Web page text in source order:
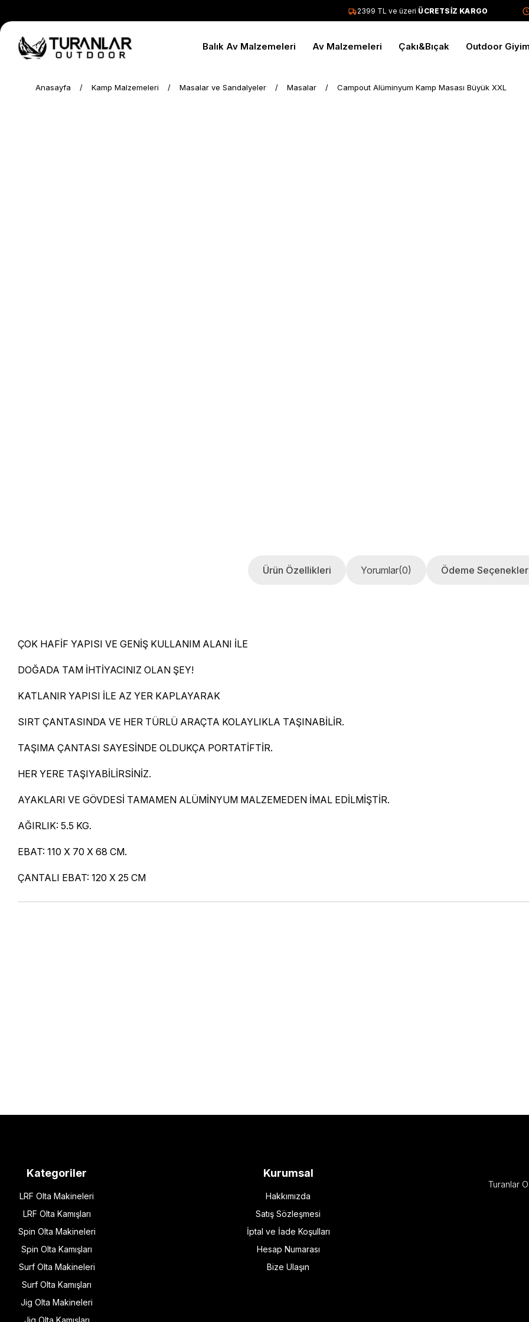
2399 TL ve üzeriÜCRETSİZ KARGO
Balık Av Malzemeleri Av Malzemeleri Çakı&Bıçak Outdoor
Anasayfa Kamp Malzemeleri Masalar ve Sandalyeler Masalar Campout Alüminyum Kamp Masası Büyük XXL
Ürün Özellikleri Yorumlar(0) Ödeme
ÇOK HAFİF YAPISI VE GENİŞ KULLANIM ALANI İLE
DOĞADA TAM İHTİYACINIZ OLAN ŞEY!
KATLANIR YAPISI İLE AZ YER KAPLAYARAK
SIRT ÇANTASINDA VE HER TÜRLÜ ARAÇTA KOLAYLIKLA TAŞINABİLİR.
TAŞIMA ÇANTASI SAYESİNDE OLDUKÇA PORTATİFTİR.
HER YERE TAŞIYABİLİRSİNİZ.
AYAKLARI VE GÖVDESİ TAMAMEN ALÜMİNYUM MALZEMEDEN İMAL EDİLMİŞTİR.
AĞIRLIK: 5.5 KG.
EBAT: 110 X 70 X 68 CM.
ÇANTALI EBAT: 120 X 25 CM
Kategoriler
LRF Olta Makineleri
LRF Olta Kamışları
Spin Olta Makineleri
Spin Olta Kamışları
Surf Olta Makineleri
Surf Olta Kamışları
Jig Olta Makineleri
Kurumsal
Hakkımızda
Satış Sözleşmesi
İptal ve İade Koşulları
Hesap Numarası
Bize Ulaşın
Turanlar